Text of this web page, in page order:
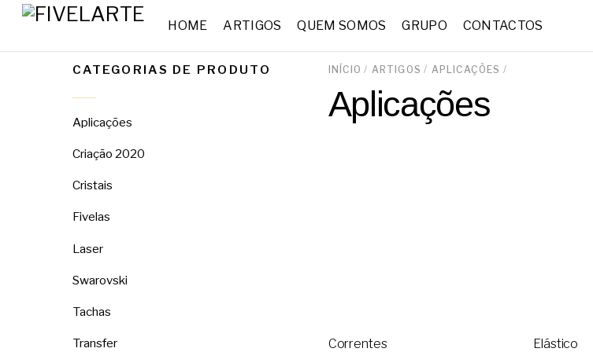
HOME ARTIGOS QUEM SOMOS GRUPO CONTACTOS
INÍCIO / ARTIGOS / APLICAÇÕES /
Aplicações
Correntes Elástico
CATEGORIAS DE PRODUTO
Aplicações
Criação 2020
Cristais
Fivelas
Laser
Swarovski
Tachas
Transfer